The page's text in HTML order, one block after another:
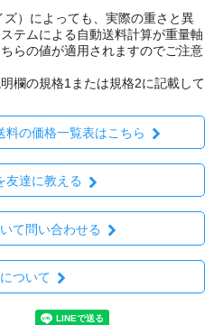
）によっても、実際の重さと異
テムによる自動送料計算が重量軸
らの値が適用されますのでご注意
欄の規格1または規格2に記載して
料の価格一覧表はこちら
友達に教える
て問い合わせる
ついて